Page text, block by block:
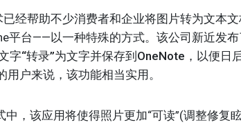
经帮助不少消费者和企业将图片转为文本
平台——以一种特殊的方式。 该公司新近发
“转录”为文字并保存到OneNote，以便日后
户来说，该功能相当实用。
，该应用将使得照片更加“可读”(调整修复